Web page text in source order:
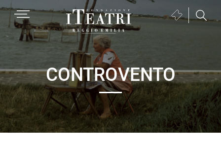
Passa
alla
navigazione
primaria
Passa
contenuto
principale
Passa
MENU
Fondazione
Teatri
Reggio
Emilia
Biglietteria
nuova
finestra)
CONTROVENTO